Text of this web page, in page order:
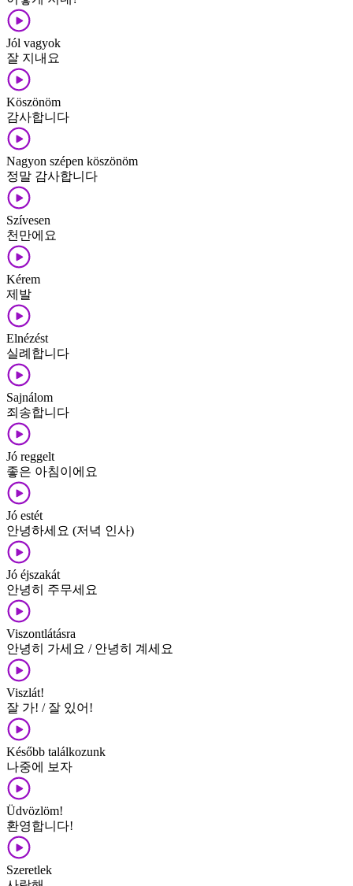
Jól vagyok
잘 지내요
Köszönöm
감사합니다
Nagyon szépen köszönöm
정말 감사합니다
Szívesen
천만에요
Kérem
제발
Elnézést
실례합니다
Sajnálom
죄송합니다
Jó reggelt
좋은 아침이에요
Jó estét
안녕하세요 (저녁 인사)
Jó éjszakát
안녕히 주무세요
Viszontlátásra
안녕히 가세요 / 안녕히 계세요
Viszlát!
잘 가! / 잘 있어!
Később találkozunk
나중에 보자
Üdvözlöm!
환영합니다!
Szeretlek